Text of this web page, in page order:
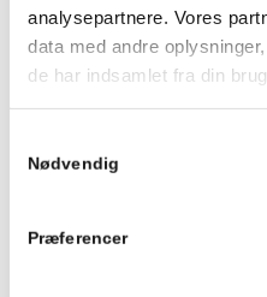
analysepartnere. Vores
data med andre
de har indsamlet fra din
Nødvendig
Præferencer
Share this entry